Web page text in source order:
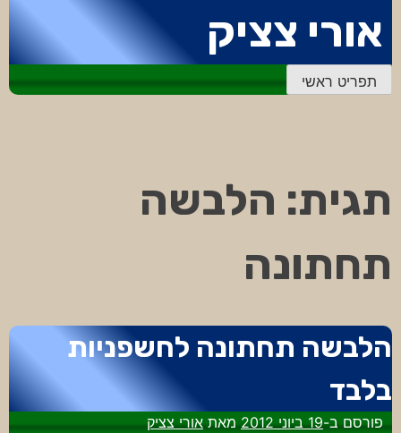
לתוכן
אורי צציק
תפריט ראשי
תגית: הלבשה
תחתונה
הלבשה תחתונה לחשפניות
בלבד
פורסם ב-19 ביוני 2012 מאתאורי צציק